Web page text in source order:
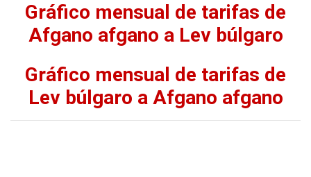
Gráfico mensual de tarifas de
Afgano afgano a Lev búlgaro
Gráfico mensual de tarifas de
Lev búlgaro a Afgano afgano